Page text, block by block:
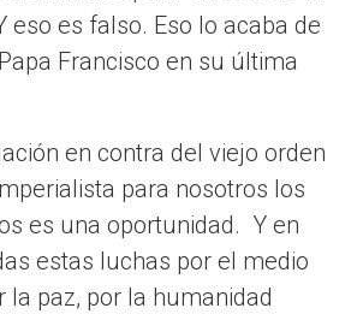
eso es falso. Eso lo acaba de
Francisco en su última
en contra del viejo orden
para nosotros los
es una oportunidad. Y en
estas luchas por el medio
la paz, por la humanidad